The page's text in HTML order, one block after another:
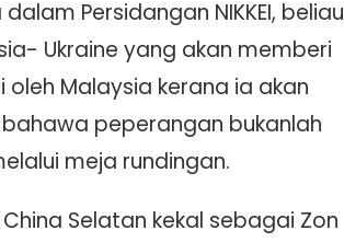
Persidangan NIKKEI, beliau
Ukraine yang akan memberi
Malaysia kerana ia akan
peperangan bukanlah
meja rundingan.
Selatan kekal sebagai Zon